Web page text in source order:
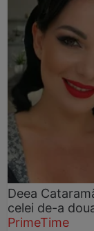
Deea
celei de-a
PrimeTime